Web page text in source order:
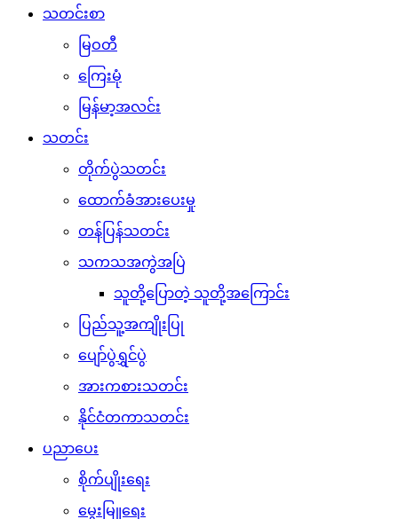
သတင်းစာ
မြဝတီ
ကြေးမုံ
မြန်မာ့အလင်း
သတင်း
တိုက်ပွဲသတင်း
ထောက်ခံအားပေးမှု
တန်ပြန်သတင်း
သကသအကွဲအပြဲ
သူတို့ပြောတဲ့ သူတို့အကြောင်း
ပြည်သူ့အကျိုးပြု
ပျော်ပွဲရွှင်ပွဲ
အားကစားသတင်း
နိုင်ငံတကာသတင်း
ပညာပေး
စိုက်ပျိုးရေး
မွေးမြူရေး